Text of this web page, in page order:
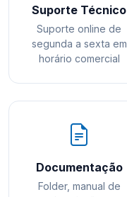
Suporte Técnico
Suporte online de
segunda a sexta em
horário comercial
Documentação
Folder, manual de